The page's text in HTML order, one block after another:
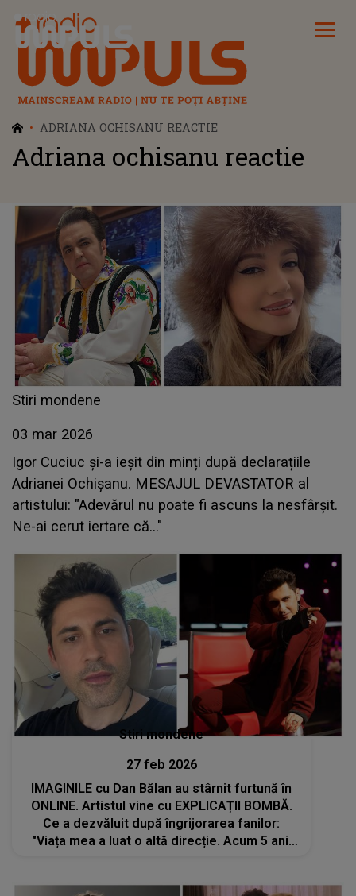
Radio Impuls
ADRIANA OCHISANU REACTIE
Adriana ochisanu reactie
Stiri mondene
03 mar 2026
Igor Cuciuc și-a ieșit din minți după declarațiile
Adrianei Ochișanu. MESAJUL DEVASTATOR al
artistului: "Adevărul nu poate fi ascuns la nesfârșit.
Ne-ai cerut iertare că..."
Stiri mondene
27 feb 2026
IMAGINILE cu Dan Bălan au stârnit furtună în
ONLINE. Artistul vine cu EXPLICAȚII BOMBĂ.
Ce a dezvăluit după îngrijorarea fanilor:
"Viața mea a luat o altă direcție. Acum 5 ani,